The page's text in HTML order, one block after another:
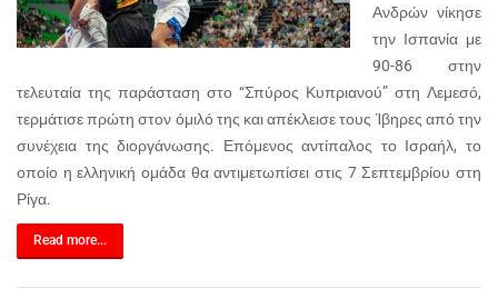
Ανδρών νίκησε
την Ισπανία με
90-86 στην
τελευταία της παράσταση στο “Σπύρος Κυπριανού” στη Λεμεσό,
τερμάτισε πρώτη στον όμιλό της και απέκλεισε τους Ίβηρες από την
συνέχεια της διοργάνωσης. Επόμενος αντίπαλος το Ισραήλ, το
οποίο η ελληνική ομάδα θα αντιμετωπίσει στις 7 Σεπτεμβρίου στη
Ρίγα.
Read more...